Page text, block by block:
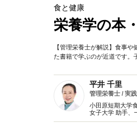
食と健康
栄養学の本
【管理栄養士が解説】食事
た書籍で学ぶのが近道です。
平井 千里
管理栄養士 / 実
小田原短期大学
女子大学 助手、
任者（栄養相談